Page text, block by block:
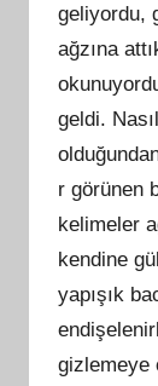
geliyordu,
ağzına
geldi.
r görünen
kelimeler
kendine
yapışık
gizlemeye